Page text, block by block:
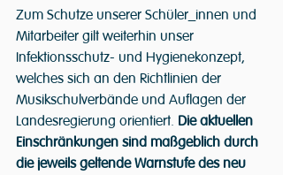
Zum Schutze unserer Schüler_innen und
Mitarbeiter gilt weiterhin unser
Infektionsschutz- und Hygienekonzept,
welches sich an den Richtlinien der
Musikschulverbände und Auflagen der
Landesregierung orientiert. Die aktuellen
Einschränkungen sind maßgeblich durch
die jeweils geltende Warnstufe des neu